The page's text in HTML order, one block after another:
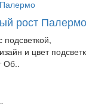
рост Палермо
и цвет
Об..